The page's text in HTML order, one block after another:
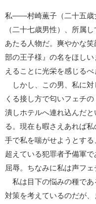
私――村崎薫子（二十五歳
（二十七歳男性）、所属
あたる人物だ。爽やかな
部の王子様』の名をほし
えることに光栄を感じるべ
しかし、この男、私に対
くる接し方で匂いフェチ
潰しホテルへ連れ込んだ
る。現在も暇さえあれば
手で私を喘がせようとす
超えている犯罪者予備軍
屈辱。ちなみに私は声フェ
私は目下の悩みの種であ
対策を考えているのだが